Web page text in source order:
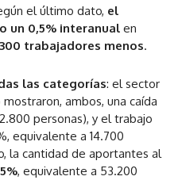
el último dato, el
un 0,5% interanual en
trabajadores menos.
las categorías: el sector
ambos, una caída
personas), y el trabajo
equivalente a 14.700
la cantidad de aportantes al
, equivalente a 53.200